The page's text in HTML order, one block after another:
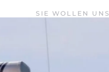
SIE WOLLEN UNS